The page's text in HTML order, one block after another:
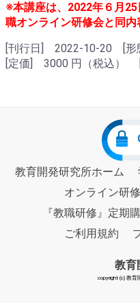
※本講座は、2022年６月
職オンライン研修会と同内
[刊行日] 2022-10-20 [形
[定価] 3000 円（税込
教育開発研究所ホーム
オンライン研
『教職研修』定期
ご利用規約
教育
copyright (c) 教育